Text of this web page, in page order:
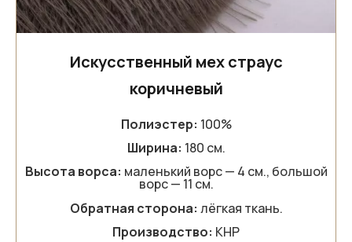
Искусственный мех страус
коричневый
Полиэстер: 100%
Ширина: 180 см.
Высота ворса: маленький ворс — 4 см., большой
ворс — 11 см.
Обратная сторона: лёгкая ткань.
Производство: КНР